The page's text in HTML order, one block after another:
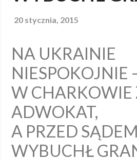
20 stycznia, 2015
NA UKRAINIE
NIESPOKOJNIE
W CHARKOWIE
ADWOKAT,
A PRZED SĄDEM
WYBUCHŁ